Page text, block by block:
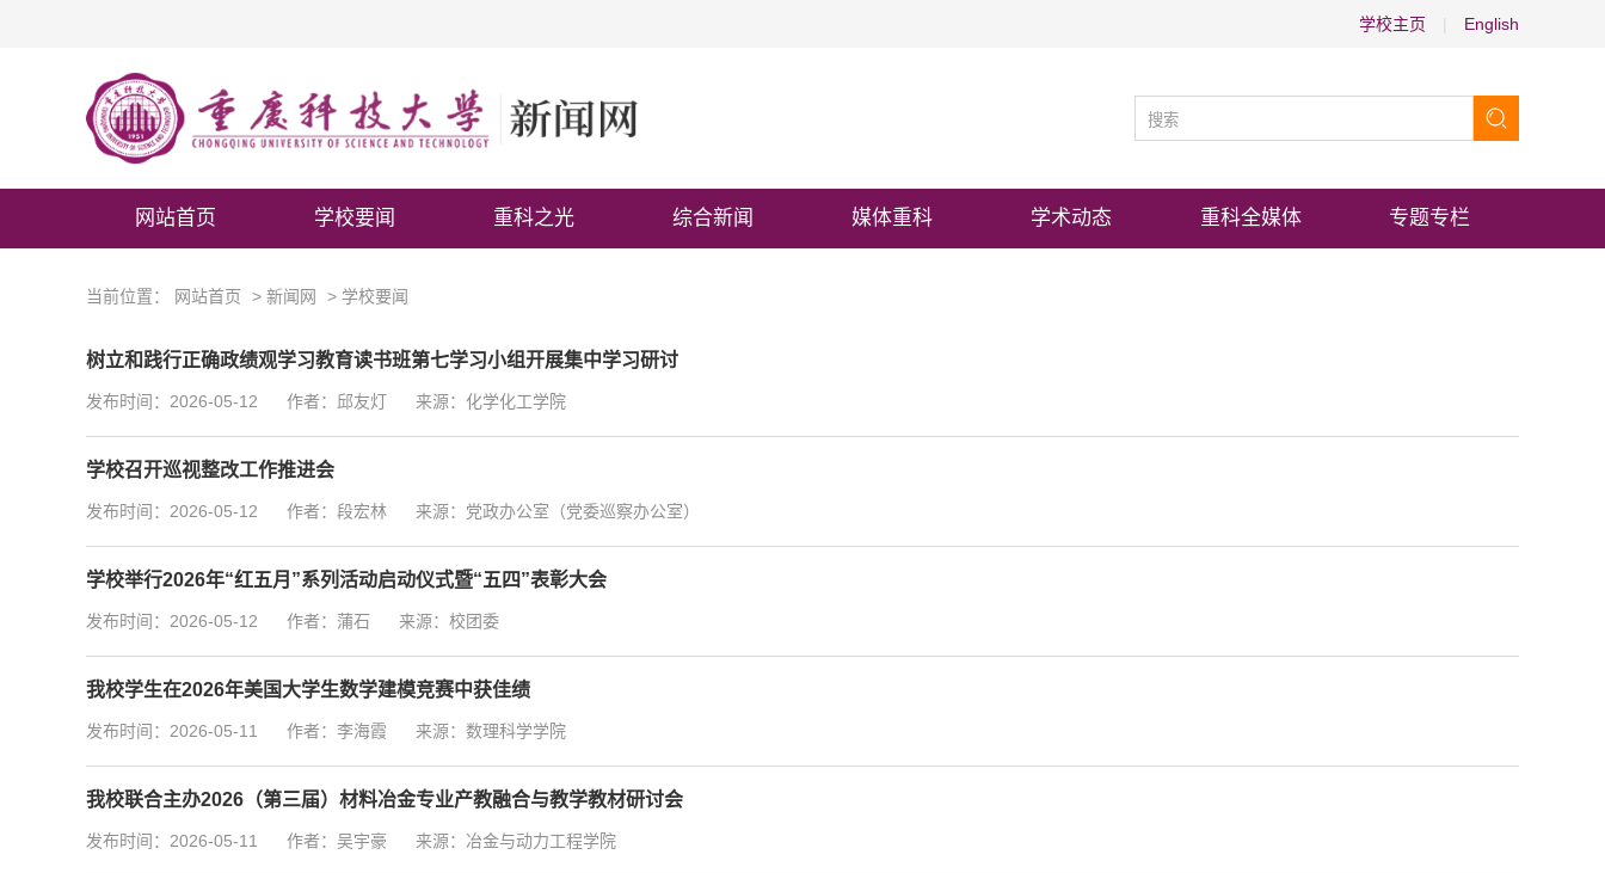
学校主页 English
网站首页 学校要闻 重科之光 综合新闻 媒体重科 学术动态 重科全媒体 专题专栏
当前位置： 网站首页 > 新闻网 > 学校要闻
树立和践行正确政绩观学习教育读书班第七学习小组开展集中学习研讨
发布时间：2026-05-12 作者：邱友灯 来源：化学化工学院
学校召开巡视整改工作推进会
发布时间：2026-05-12 作者：段宏林 来源：党政办公室（党委巡察办公室）
学校举行2026年“红五月”系列活动启动仪式暨“五四”表彰大会
发布时间：2026-05-12 作者：蒲石 来源：校团委
我校学生在2026年美国大学生数学建模竞赛中获佳绩
发布时间：2026-05-11 作者：李海霞 来源：数理科学学院
我校联合主办2026（第三届）材料冶金专业产教融合与教学教材研讨会
发布时间：2026-05-11 作者：吴宇豪 来源：冶金与动力工程学院